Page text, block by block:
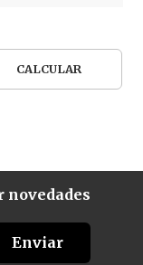
CALCULAR
novedades
Enviar